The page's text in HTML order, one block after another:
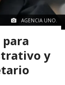
AGENCIA UNO.
y